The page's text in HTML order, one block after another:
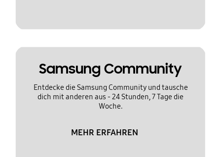
Samsung Community
Entdecke die Samsung Community und tausche
dich mit anderen aus - 24 Stunden, 7 Tage die
Woche.
MEHR ERFAHREN